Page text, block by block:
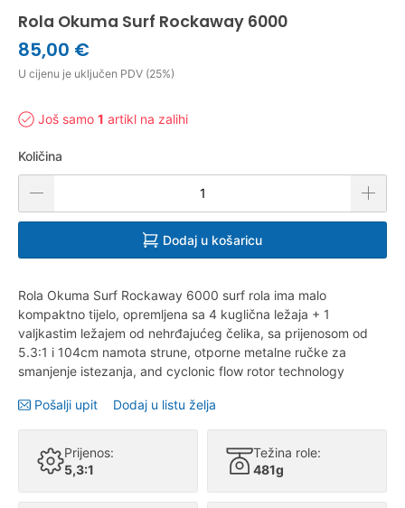
Rola Okuma Surf Rockaway 6000
85,00 €
U cijenu je uključen PDV (25%)
Još samo 1 artikl na zalihi
Količina
Dodaj u košaricu
Rola Okuma Surf Rockaway 6000 surf rola ima malo
kompaktno tijelo, opremljena sa 4 kuglična ležaja + 1
valjkastim ležajem od nehrđajućeg čelika, sa prijenosom od
5.3:1 i 104cm namota strune, otporne metalne ručke za
smanjenje istezanja, and cyclonic flow rotor technology
Pošalji upit Dodaj u listu želja
Prijenos:
5,3:1
Težina role:
481g